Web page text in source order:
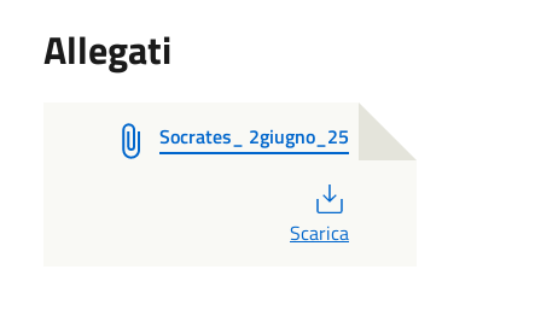
Allegati
Socrates_ 2giugno_25
Scarica